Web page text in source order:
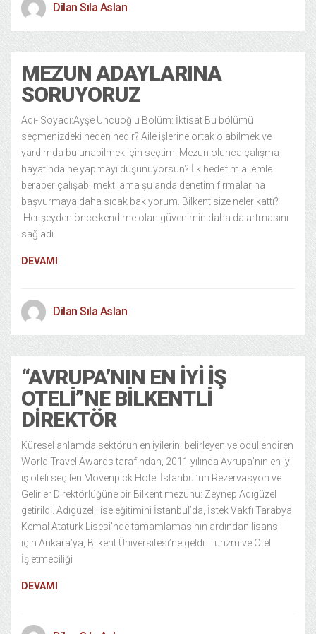
Dilan Sıla Aslan
MEZUN ADAYLARINA
SORUYORUZ
Adı- Soyadı:Ayşe Uncuoğlu Bölüm: İktisat Bu bölümü
seçmenizdeki neden nedir? Aile işlerine ortak olabilmek ve
yardımda bulunabilmek için seçtim. Mezun olunca çalışma
hayatında ne yapmayı düşünüyorsun? İlk hedefim ailemle
beraber çalışabilmekti ama şu anda denetim firmalarına
başvurmaya daha sıcak bakıyorum. Bilkent size neler kattı?
Her şeyden önce kendime olan güvenimin daha da artmasını
sağladı.
DEVAMI
Dilan Sıla Aslan
“AVRUPA’NIN EN İYI İŞ
OTELI”NE BILKENTLI
DIREKTÖR
Küresel anlamda sektörün en iyilerini belirleyen ve ödüllendiren
World Travel Awards tarafından, 2011 yılında Avrupa’nın en iyi
iş oteli seçilen Mövenpick Hotel İstanbul’un Rezervasyon ve
Gelirler Direktörlüğüne bir Bilkent mezunu: Zeynep Adıgüzel
getirildi. Adıgüzel, lise eğitimini İstanbul’da, İstek Vakfı Tarabya
Kemal Atatürk Lisesi’nde tamamlamasının ardından lisans
için Ankara’ya, Bilkent Üniversitesi’ne geldi. Turizm ve Otel
İşletmeciliği
DEVAMI